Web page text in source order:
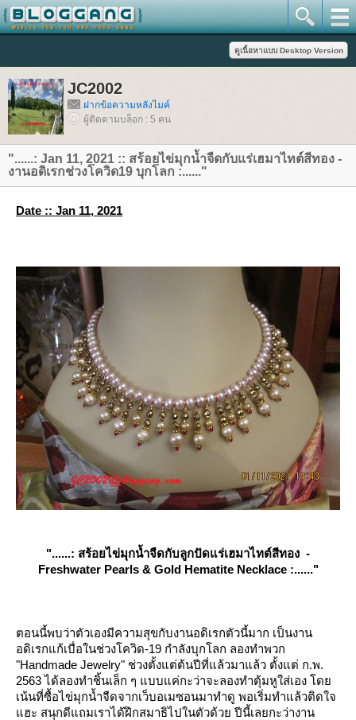
JC2002
ฝากข้อความหลังไมค์
ผู้ติดตามบล็อก : 5 คน
"......: Jan 11, 2021 :: สร้อยไข่มุกน้ำจืดกับแร่เฮมาไทต์สีทอง -
งานอดิเรกช่วงโควิด19 บุกโลก :......"
Date :: Jan 11, 2021
"......: สร้อยไข่มุกน้ำจืดกับลูกปัดแร่เฮมาไทต์สีทอง -
Freshwater Pearls & Gold Hematite Necklace :......"
ตอนนี้พบว่าตัวเองมีความสุขกับงานอดิเรกตัวนี้มาก เป็นงาน
อดิเรกแก้เบื่อในช่วงโควิด-19 กำลังบุกโลก ลองทำพวก
"Handmade Jewelry" ช่วงตั้งแต่ต้นปีที่แล้วมาแล้ว ตั้งแต่ ก.พ.
2563 ได้ลองทำชิ้นเล็ก ๆ แบบแค่กะว่าจะลองทำตุ้มหูใส่เอง โด
เน้นที่ซื้อไข่มุกน้ำจืดจากเว็บอเมซอนมาทำดู พอเริ่มทำแล้วติดใจ
ฮะ สนุกดีแถมเราได้ฝึกสมาธิไปในตัวด้วย ปีนี้เลยกะว่างาน